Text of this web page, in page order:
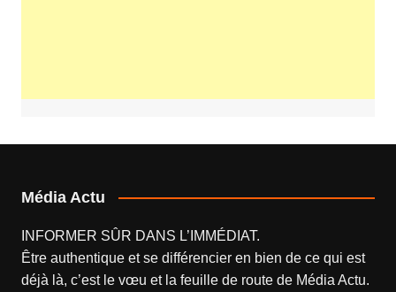
Média Actu
INFORMER SÛR DANS L’IMMÉDIAT.
Être authentique et se différencier en bien de ce qui est
déjà là, c’est le vœu et la feuille de route de Média Actu.